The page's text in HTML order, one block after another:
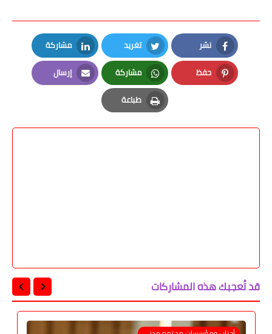
نشر
Facebook
تغريد
Twitter
مشاركة
LinkedIn
حفظ
Pinterest
مشاركة
Whatsapp
إرسال
Email
طباعة
Print
قد تُعجبك هذه المشاركات